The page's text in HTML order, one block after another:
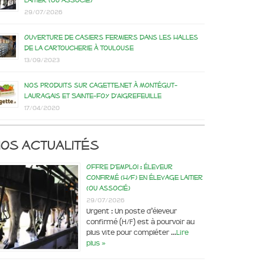
29/07/2026
Ouverture de casiers fermiers dans les Halles
de la Cartoucherie à Toulouse
13/09/2023
Nos produits sur Cagette.net à Montégut-
Lauragais et Sainte-Foy d’Aigrefeuille
17/04/2020
actualités
Offre d’emploi : éleveur
confirmé (H/F) en élevage laitier
(ou associé)
29/07/2026
Urgent : Un poste d’éleveur
confirmé (H/F) est à pourvoir au
plus vite pour compléter …Lire
plus »